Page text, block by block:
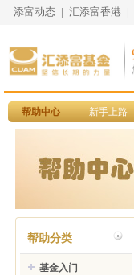
添富动态 | 汇添富香港 |
帮助中心 新手上路
帮助分类
基金入门